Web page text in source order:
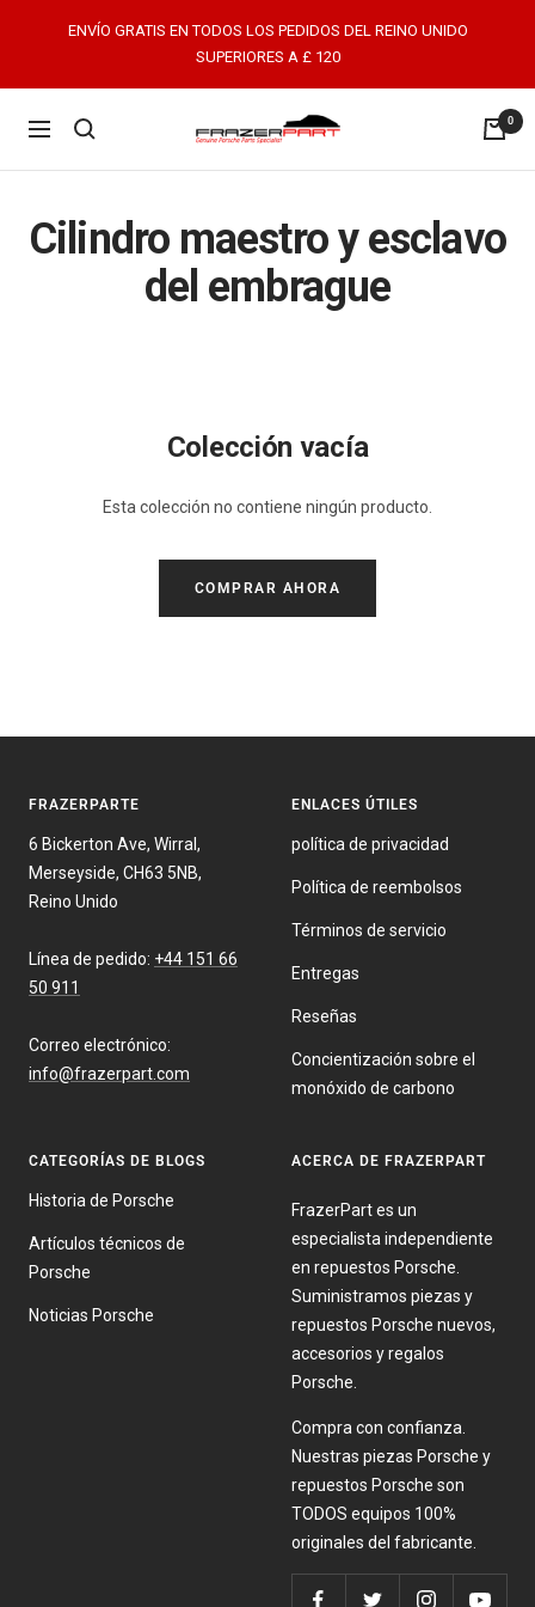
ENVÍO GRATIS EN TODOS LOS PEDIDOS DEL REINO UNIDO
SUPERIORES A £ 120
Navigación
FrazerPart
Spares
0
Cilindro maestro y esclavo
del embrague
Colección vacía
Esta colección no contiene ningún producto.
COMPRAR AHORA
FRAZERPARTE
6 Bickerton Ave, Wirral,
Merseyside, CH63 5NB,
Reino Unido
Línea de pedido: +44 151 66
50 911
Correo electrónico:
info@frazerpart.com
ENLACES ÚTILES
política de privacidad
Política de reembolsos
Términos de servicio
Entregas
Reseñas
Concientización sobre el
monóxido de carbono
CATEGORÍAS DE BLOGS
Historia de Porsche
Artículos técnicos de
Porsche
Noticias Porsche
ACERCA DE FRAZERPART
FrazerPart es un
especialista independiente
en repuestos Porsche.
Suministramos piezas y
repuestos Porsche nuevos,
accesorios y regalos
Porsche.
Compra con confianza.
Nuestras piezas Porsche y
repuestos Porsche son
TODOS equipos 100%
originales del fabricante.